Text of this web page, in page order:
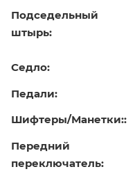
Подседельный
штырь:
Седло:
Педали:
Шифтеры/Манетки::
Передний
переключатель: